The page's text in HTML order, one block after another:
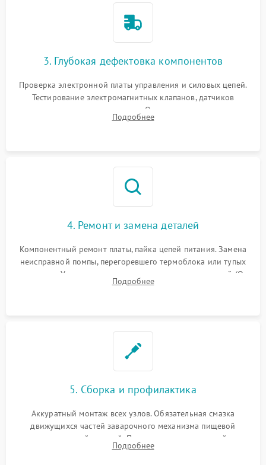
3. Глубокая дефектовка компонентов
Проверка электронной платы управления и силовых цепей.
Тестирование электромагнитных клапанов, датчиков
температуры и расходомера. Оценка степени износа
жерновов кофемолки, уплотнительных колец гидросистемы
Подробнее
4. Ремонт и замена деталей
Компонентный ремонт платы, пайка цепей питания. Замена
неисправной помпы, перегоревшего термоблока или тупых
жерновов. Установка новых силиконовых уплотнителей (O-
ring) и тефлоновых трубок для надежного устранения
Подробнее
5. Сборка и профилактика
Аккуратный монтаж всех узлов. Обязательная смазка
движущихся частей заварочного механизма пищевой
силиконовой смазкой. Проведение программной
декальцинации и очистки системы от кофейных масел.
Подробнее